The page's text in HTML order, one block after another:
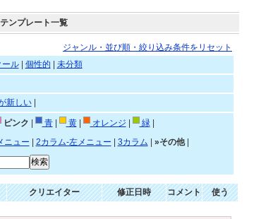
ンプレート一覧
ジャンル・並び順・絞り込み条件をリセット
ール| 個性的
未分類
新しい|
ピンク 青| 黄| オレンジ 緑|
ニュー 2カラム-左メニュー 3カラム »その他|
クリエイター 修正日時 コメント 使う